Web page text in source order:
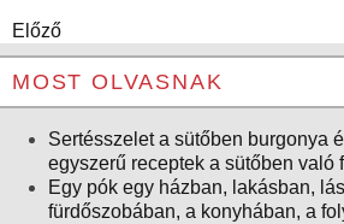
Előző
MOST OLVASNAK
Sertésszelet a sütőben burgonya
egyszerű receptek a sütőben való
Egy pók egy házban, lakásban,
fürdőszobában, a konyhában, a